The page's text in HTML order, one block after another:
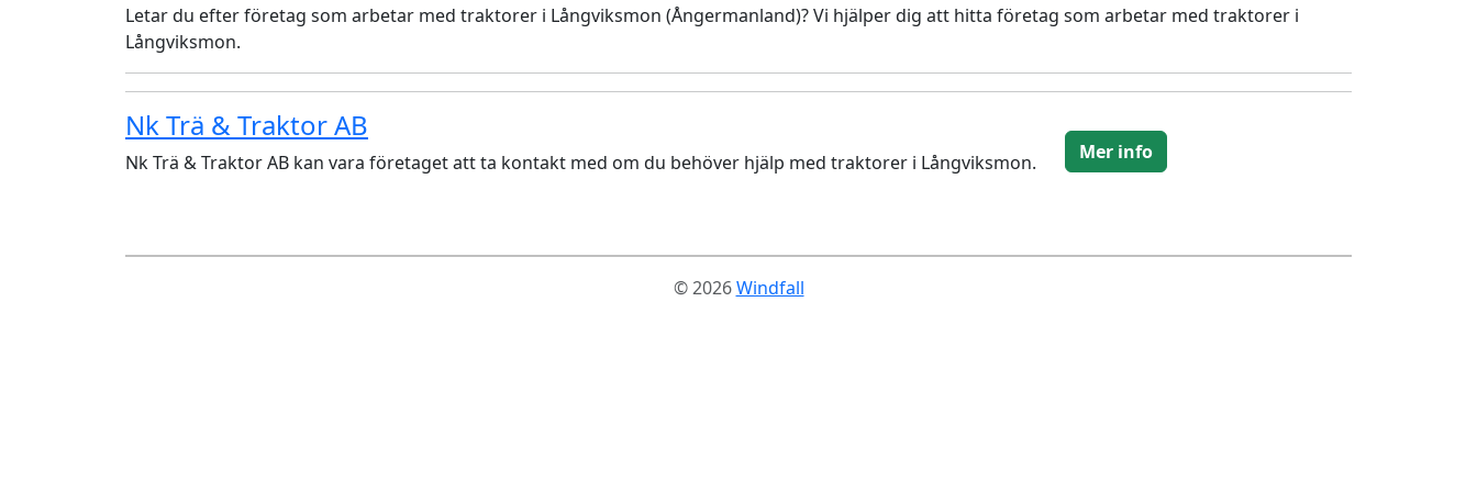
Letar du efter företag som arbetar med traktorer i Långviksmon (Ångermanland)? Vi hjälper dig att hitta företag som arbetar med traktorer i
Långviksmon.
Nk Trä & Traktor AB
Nk Trä & Traktor AB kan vara företaget att ta kontakt med om du behöver hjälp med traktorer i Långviksmon. Mer info
© 2026Windfall